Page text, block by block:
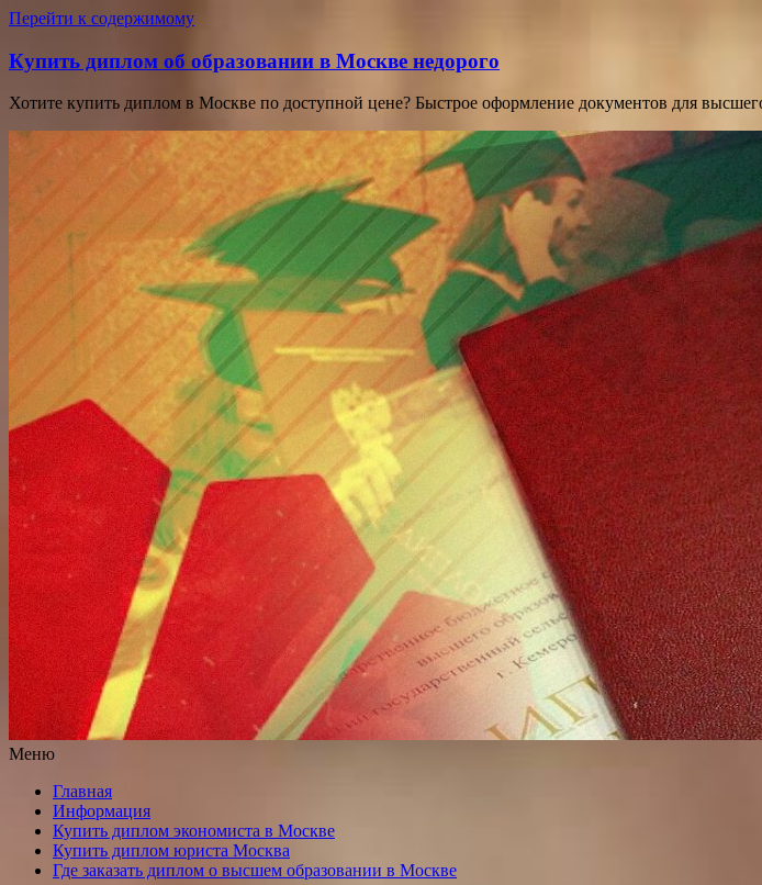
Перейти к содержимому
Купить диплом об образовании в Москве недорого
Хотите купить диплом в Москве по доступной цене? Быстрое оформление документов для
Меню
Главная
Информация
Купить диплом экономиста в Москве
Купить диплом юриста Москва
Где заказать диплом о высшем образовании в Москве